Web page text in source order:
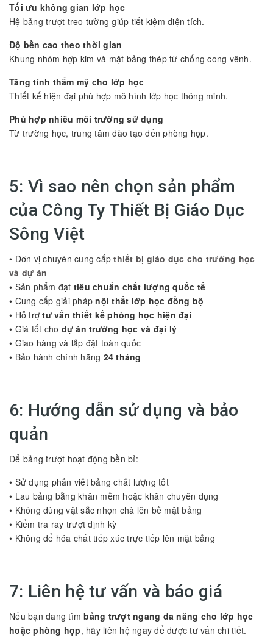
Tối ưu không gian lớp học
Hệ bảng trượt treo tường giúp tiết kiệm diện tích.
Độ bền cao theo thời gian
Khung nhôm hợp kim và mặt bảng thép từ chống cong vênh.
Tăng tính thẩm mỹ cho lớp học
Thiết kế hiện đại phù hợp mô hình lớp học thông minh.
Phù hợp nhiều môi trường sử dụng
Từ trường học, trung tâm đào tạo đến phòng họp.
5: Vì sao nên chọn sản phẩm
của Công Ty Thiết Bị Giáo Dục
Sông Việt
• Đơn vị chuyên cung cấpthiết bị giáo dục cho trường học
và dự án
• Sản phẩm đạt tiêu chuẩn chất lượng quốc tế
• Cung cấp giải phápnội thất lớp học đồng bộ
• Hỗ trợtư vấn thiết kế phòng học hiện đại
• Giá tốt cho dự án trường học và đại lý
• Giao hàng và lắp đặt toàn quốc
• Bảo hành chính hãng 24 tháng
6: Hướng dẫn sử dụng và bảo
quản
Để bảng trượt hoạt động bền bỉ:
• Sử dụng phấn viết bảng chất lượng tốt
• Lau bảng bằng khăn mềm hoặc khăn chuyên dụng
• Không dùng vật sắc nhọn chà lên bề mặt bảng
• Kiểm tra ray trượt định kỳ
• Không để hóa chất tiếp xúc trực tiếp lên mặt bảng
7: Liên hệ tư vấn và báo giá
Nếu bạn đang tìmbảng trượt ngang đa năng cho lớp học
hoặc phòng họp, hãy liên hệ ngay để được tư vấn chi tiết.